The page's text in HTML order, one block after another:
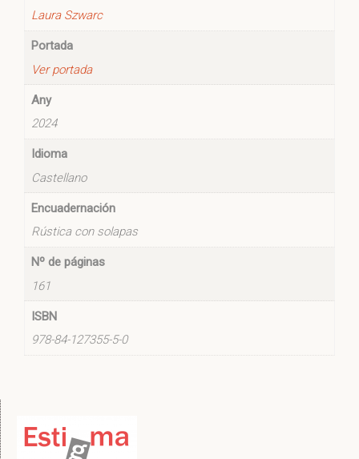
Laura Szwarc
Portada
Ver portada
Any
2024
Idioma
Castellano
Encuadernación
Rústica con solapas
Nº de páginas
161
ISBN
978-84-127355-5-0